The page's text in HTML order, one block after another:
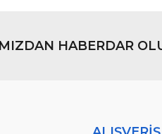
HABERDAR